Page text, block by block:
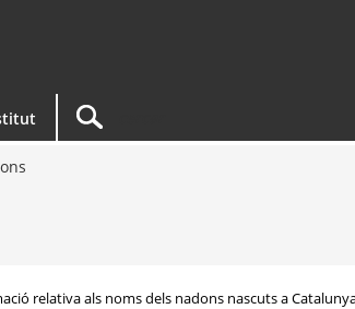
relativa als noms dels nadons nascuts a